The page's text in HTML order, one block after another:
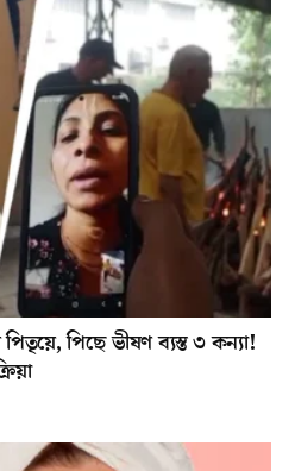
পিতৃয়ে, পিছে ভীষণ ব্যস্ত ৩ কন্যা!